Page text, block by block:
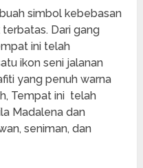
simbol kebebasan
Dari gang
ini telah
ikon seni jalanan
yang penuh warna
Tempat ini telah
Madalena dan
seniman, dan